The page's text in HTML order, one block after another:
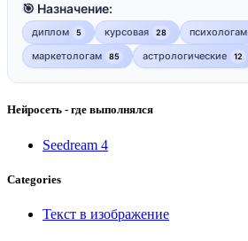
🎯 Назначение:
диплом 5 курсовая 28 психологам
маркетологам 85 астрологические 12
Нейросеть - где выполнялся
Seedream 4
Categories
Текст в изображение